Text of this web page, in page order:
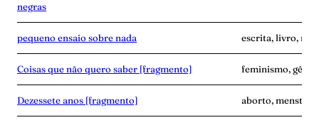
negras
pequeno ensaio sobre nada escrita, livro,
Coisas que não quero saber [fragmento] feminismo,
Dezessete anos [fragmento] aborto,